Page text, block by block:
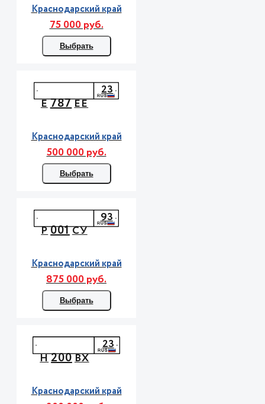
Краснодарский край
75 000 руб.
Выбрать
Е787ЕЕ
23
Краснодарский край
500 000 руб.
Выбрать
Р001СУ
93
Краснодарский край
875 000 руб.
Выбрать
Н200ВХ
23
Краснодарский край